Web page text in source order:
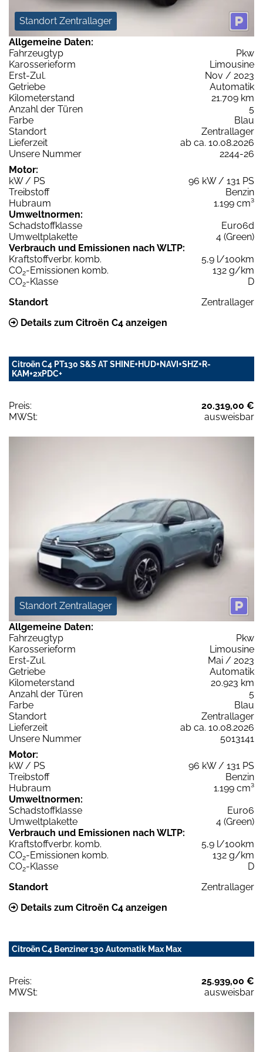
Standort Zentrallager
Allgemeine Daten:
Fahrzeugtyp
Pkw
Karosserieform
Limousine
Erst-Zul.
Nov / 2023
Getriebe
Automatik
Kilometerstand
21.709 km
Anzahl der Türen
5
Farbe
Blau
Standort
Zentrallager
Lieferzeit
ab ca. 10.08.2026
Unsere Nummer
2244-26
Motor:
kW / PS
96 kW / 131 PS
Treibstoff
Benzin
Hubraum
1.199 cm³
Umweltnormen:
Schadstoffklasse
Euro6d
Umweltplakette
4 (Green)
Verbrauch und Emissionen nach WLTP:
Kraftstoffverbr. komb.
5,9 l/100km
CO2-Emissionen komb.
132 g/km
CO2-Klasse
D
Standort
Zentrallager
Details zum Citroën C4 anzeigen
Citroën C4 PT130 S&S AT SHINE+HUD+NAVI+SHZ+R-
KAM+2xPDC+
Preis:
20.319,00 €
MWSt:
ausweisbar
Standort Zentrallager
Allgemeine Daten:
Fahrzeugtyp
Pkw
Karosserieform
Limousine
Erst-Zul.
Mai / 2023
Getriebe
Automatik
Kilometerstand
20.923 km
Anzahl der Türen
5
Farbe
Blau
Standort
Zentrallager
Lieferzeit
ab ca. 10.08.2026
Unsere Nummer
5013141
Motor:
kW / PS
96 kW / 131 PS
Treibstoff
Benzin
Hubraum
1.199 cm³
Umweltnormen:
Schadstoffklasse
Euro6
Umweltplakette
4 (Green)
Verbrauch und Emissionen nach WLTP:
Kraftstoffverbr. komb.
5,9 l/100km
CO2-Emissionen komb.
132 g/km
CO2-Klasse
D
Standort
Zentrallager
Details zum Citroën C4 anzeigen
Citroën C4 Benziner 130 Automatik Max Max
Preis:
25.939,00 €
MWSt:
ausweisbar